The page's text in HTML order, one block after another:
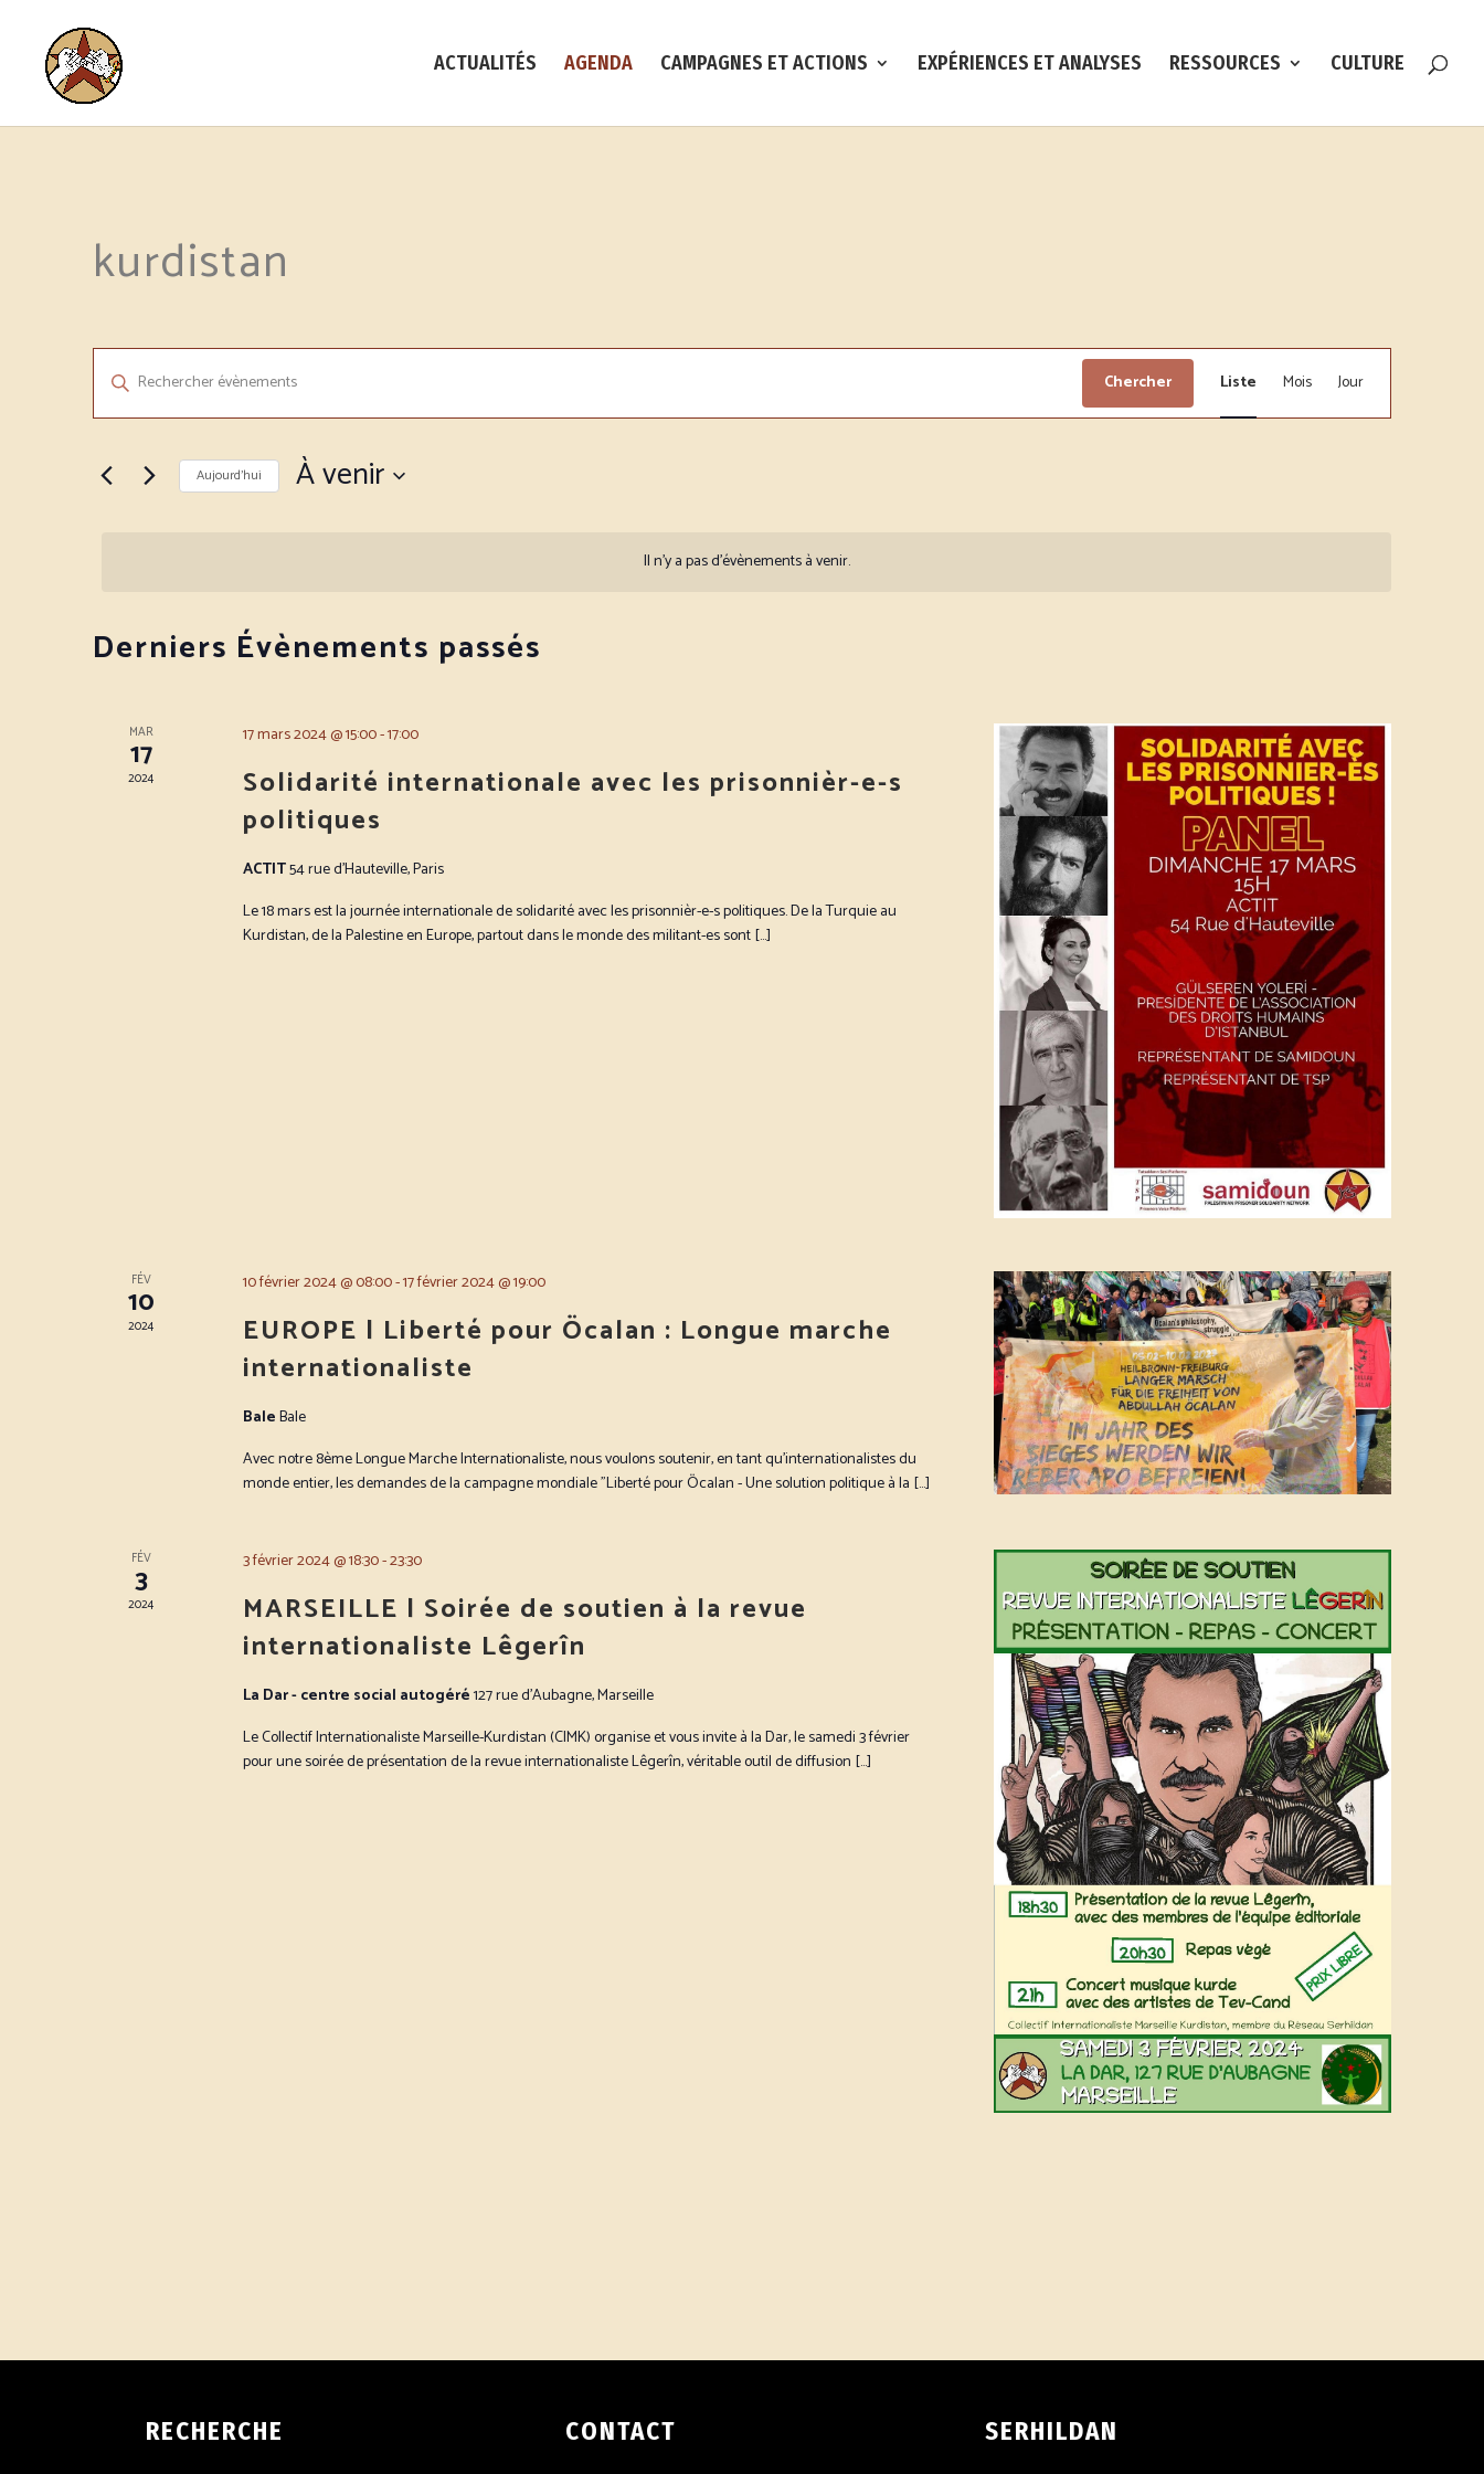
ACTUALITÉS AGENDA CAMPAGNES ET ACTIONS EXPÉRIENCES ET ANALYSES RESSOURCES CULTURE
kurdistan
Il n’y a pas d’évènements à venir.
et
navigation
vues
Saisir
clé.
Évènements
Chercher
de
Liste Mois Jour
Aujourd’hui À venir
Derniers Évènements passés
MAR
17
2024
17 mars 2024 @ 15:00-17:00
Solidarité internationale avec les prisonnièr-e-s
politiques
ACTIT54 rue d’Hauteville, Paris
Le 18 mars est la journée internationale de solidarité avec les prisonnièr-e-s politiques. De la Turquie au
Kurdistan, de la Palestine en Europe, partout dans le monde des militant-es sont […]
FÉV
10
2024
10 février 2024 @ 08:00-17 février 2024 @ 19:00
EUROPE | Liberté pour Öcalan : Longue marche
internationaliste
BaleBale
Avec notre 8ème Longue Marche Internationaliste, nous voulons soutenir, en tant qu'internationalistes du
monde entier, les demandes de la campagne mondiale "Liberté pour Öcalan - Une solution politique à la […]
FÉV
3
2024
3 février 2024 @ 18:30-23:30
MARSEILLE | Soirée de soutien à la revue
internationaliste Lêgerîn
La Dar - centre social autogéré127 rue d'Aubagne, Marseille
Le Collectif Internationaliste Marseille-Kurdistan (CIMK) organise et vous invite à la Dar, le samedi 3 février
pour une soirée de présentation de la revue internationaliste Lêgerîn, véritable outil de diffusion […]
RECHERCHE CONTACT SERHILDAN